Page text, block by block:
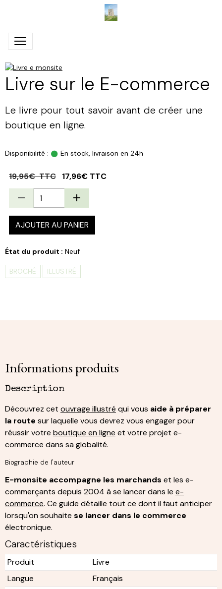
Livre sur le E-commerce
Le livre pour tout savoir avant de créer une
boutique en ligne.
Disponibilité : En stock, livraison en 24h
19,95€ TTC 17,96€ TTC
AJOUTER AU PANIER
État du produit : Neuf
BROCHÉ ILLUSTRÉ
Informations produits
Description
Découvrez cet ouvrage illustré qui vous aide à préparer
la route sur laquelle vous devrez vous engager pour
réussir votre boutique en ligne et votre projet e-
commerce dans sa globalité.
Biographie de l'auteur
E-monsite accompagne les marchands et les e-
commerçants depuis 2004 à se lancer dans le e-
commerce. Ce guide détaille tout ce dont il faut anticiper
lorsqu'on souhaite se lancer dans le commerce
électronique.
Caractéristiques
Produit
Livre
Langue
Français